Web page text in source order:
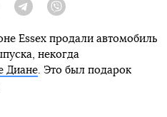
Twitter Telegram
Essex продали автомобиль
некогда
Диане. Это был подарок